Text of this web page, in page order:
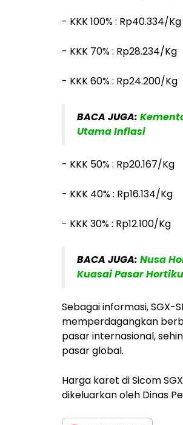
- KKK 100% : Rp40.334/Kg
- KKK 70% : Rp28.234/Kg
- KKK 60% : Rp24.200/Kg
BACA JUGA:
Utama Inflasi
- KKK 50% : Rp20.167/Kg
- KKK 40% : Rp16.134/Kg
- KKK 30% : Rp12.100/Kg
BACA JUGA: Nusa
Kuasai Pasar
Sebagai informasi, SGX-
memperdagangkan
pasar internasional,
pasar global.
Harga karet di Sicom
dikeluarkan oleh Dinas